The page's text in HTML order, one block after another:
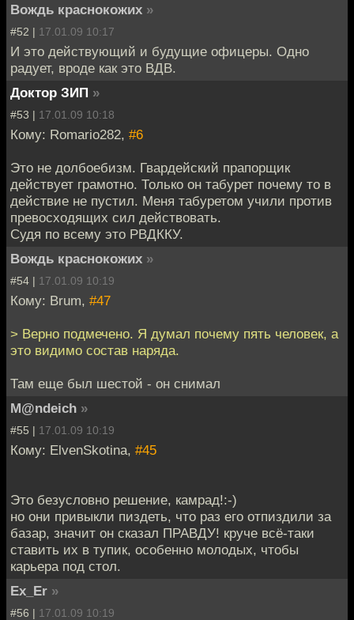
Вождь краснокожих »
#52 | 17.01.09 10:17
И это действующий и будущие офицеры. Одно
радует, вроде как это ВДВ.
Доктор ЗИП »
#53 | 17.01.09 10:18
Кому: Romario282, #6
Это не долбоебизм. Гвардейский прапорщик
действует грамотно. Только он табурет почему то в
действие не пустил. Меня табуретом учили против
превосходящих сил действовать.
Судя по всему это РВДККУ.
Вождь краснокожих »
#54 | 17.01.09 10:19
Кому: Brum, #47
> Верно подмечено. Я думал почему пять человек, а
это видимо состав наряда.
Там еще был шестой - он снимал
M@ndeich »
#55 | 17.01.09 10:19
Кому: ElvenSkotina, #45
Это безусловно решение, камрад!:-)
но они привыкли пиздеть, что раз его отпиздили за
базар, значит он сказал ПРАВДУ! круче всё-таки
ставить их в тупик, особенно молодых, чтобы
карьера под стол.
Ex_Er »
#56 | 17.01.09 10:19